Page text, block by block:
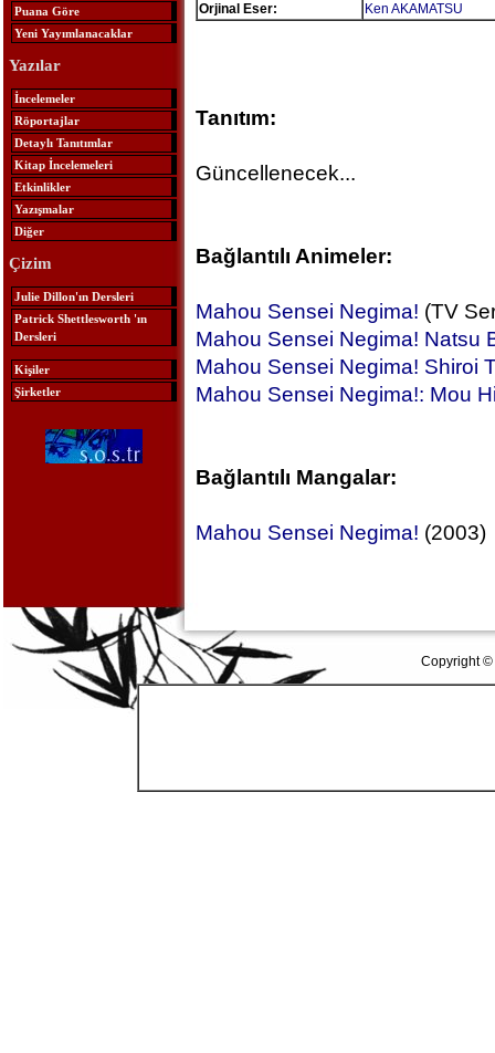
Puana Göre
Yeni Yayımlanacaklar
Yazılar
İncelemeler
Röportajlar
Detaylı Tanıtımlar
Kitap İncelemeleri
Etkinlikler
Yazışmalar
Diğer
Çizim
Julie Dillon'ın Dersleri
Patrick Shettlesworth 'ın
Dersleri
Kişiler
Şirketler
Orjinal Eser:
Ken AKAMATSU
Tanıtım:
Güncellenecek...
Bağlantılı Animeler:
Mahou Sensei Negima! (TV
Mahou Sensei Negima! Natsu
Mahou Sensei Negima! Shiroi
Mahou Sensei Negima!: Mou
Bağlantılı Mangalar:
Mahou Sensei Negima! (2003)
Copyright ©